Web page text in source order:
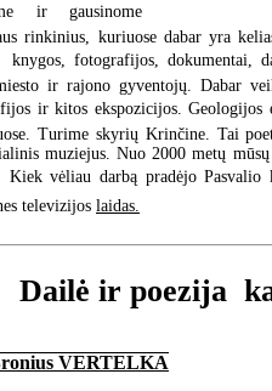
ir gausinome
rinkinius, kuriuose dabar yra
knygos, fotografijos, dokumentai,
ir rajono gyventojų. Dabar
ir kitos ekspozicijos. Geologijos
Turime skyrių Krinčine. Tai
muziejus. Nuo 2000 metų
Kiek vėliau darbą pradėjo Pasvalio
televizijos laidas.
Dailė ir poezija 
VERTELKA